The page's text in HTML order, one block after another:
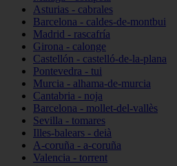
Asturias - cabrales
Barcelona - caldes-de-montbui
Madrid - rascafría
Girona - calonge
Castellón - castelló-de-la-plana
Pontevedra - tui
Murcia - alhama-de-murcia
Cantabria - noja
Barcelona - mollet-del-vallès
Sevilla - tomares
Illes-balears - deià
A-coruña - a-coruña
Valencia - torrent